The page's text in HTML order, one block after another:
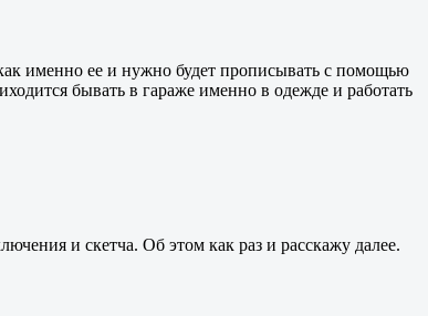
именно ее и нужно будет прописывать с помощью
бывать в гараже именно в одежде и работать
и скетча. Об этом как раз и расскажу далее.